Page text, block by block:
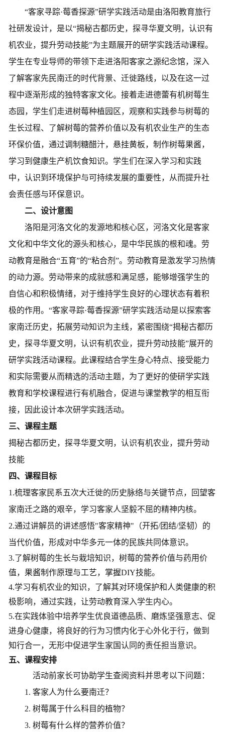
“客家寻踪·莓香探源”研学实践活动是由洛阳教育旅行
社研发设计，是以“揭秘古都历史，探寻华夏文明， 认识有
机农业，提升劳动技能”为主题展开的研学实践活动课程。
学生在专业导师的带领下走进洛阳客家之源纪念馆，深入
了解客家先民南迁的时代背景、迁徙路线，以及在这一过
程中逐渐形成的独特客家文化。接着走进德蕾有机树莓生
态园，学生们走进树莓种植园区，观察和实践参与树莓的
生长过程、了解树莓的营养价值以及有机农业生产的生态
环保价值，通过调制糖醋汁，悬挂黄板，制作树莓果酱，
学习到健康生产机饮食知识。学生们在深入学习和实践
中，认识到环境保护与可持续发展的重要性，从而提升社
会责任感与环保意识。
二、 设计意图
洛阳是河洛文化的发源地和核心区，河洛文化是客家
文化和中华文化的源头和核心，是中华民族的根和魂。 劳
动教育是融合“五育”的“粘合剂”。劳动教育是激发学习热情
的动力源。劳动带来的成就感和满足感，能够增强学生的
自信心和积极情绪，对于维持学生良好的心理状态有着积
极的作用。“客家寻踪·莓香探源”研学实践活动是以探索客
家南迁历史，拓展劳动知识为主线，紧密围绕“揭秘古都历
史，探寻华夏文明， 认识有机农业，提升劳动技能”展开的
研学实践活动课程。
此课程结合学生身心特点、接受能力
和实际需要从而精选的活动主题，为了更好的使研学实践
教育和学校课程进行有机融合，促进与课堂教学的相互衔
接，因此设计本次研学实践活动。
三、 课程主题
揭秘古都历史，探寻华夏文明， 认识有机农业，提升劳动
技能
四、课程 目标
1.梳理客家民系五次大迁徙的历史脉络与关键节点，回望客
家南迁之路的艰辛，学习客家人坚毅不屈的精神内核。
2.通过讲解员的讲述感悟"客家精神"（开拓/团结/坚韧）的
当代价值，形成对中华多元一体的民族共同体意识。
3.了解树莓的生长与栽培知识，树莓的营养价值与药用价
值，果酱制作原理与工艺，掌握DIY技能。
4.学习有机农业的知识，了解其对环境保护和人类健康的积
极影响，通过实践，让劳动教育深入学生内心。
5.在实践体验中培养学生优良道德品质、磨炼坚强意志、促
进身心健康，将良好的行为习惯内化于心外化于行，做到
知行合一，无形中促进学生家国认同的责任担当意识。
五、课程安排
活动前家长可协助学生查阅资料并思考以下问题：
1. 客家人为什么要南迁？
2. 树莓属于什么科目的植物？
3. 树莓有什么样的营养价值？